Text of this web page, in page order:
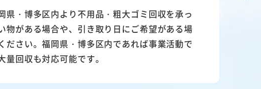
県・博多区内より不用品・粗大ゴミ回収を承っ
物がある場合や、引き取り日にご希望がある場
ださい。福岡県・博多区内であれば事業活動で
回収も対応可能です。